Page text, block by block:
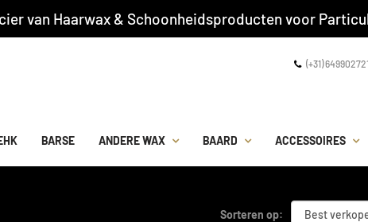
van Haarwax & Schoonheidsproducten voor
(+31)
BARSE ANDERE WAX BAARD ACCESSOIRES
Sorteren op: